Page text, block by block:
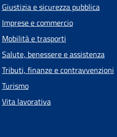
Giustizia e sicurezza pubblica
Imprese e commercio
Mobilità e trasporti
Salute, benessere e assistenza
Tributi, finanze e contravvenzioni
Turismo
Vita lavorativa